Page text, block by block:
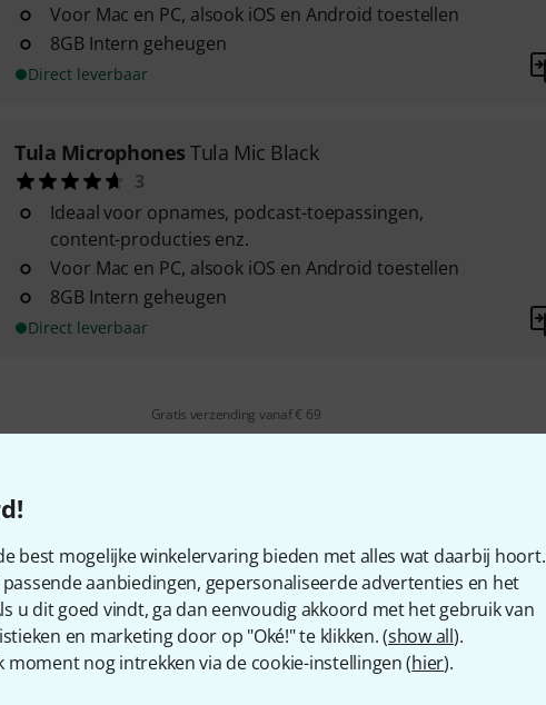
best mogelijke winkelervaring bieden met alles wat daarbij hoort.
aanbiedingen, gepersonaliseerde advertenties en het
u dit goed vindt, ga dan eenvoudig akkoord met het gebruik van
en marketing door op "Oké!" te klikken. (show all).
nog intrekken via de cookie-instellingen (hier).
Voor Mac en PC, alsook iOS en Android toestellen
8GB Intern geheugen
Direct leverbaar
Tula Microphones Tula Mic Black
3
Ideaal voor opnames, podcast-toepassingen,
content-producties enz.
Voor Mac en PC, alsook iOS en Android toestellen
8GB Intern geheugen
Direct leverbaar
Gratis verzending vanaf € 69